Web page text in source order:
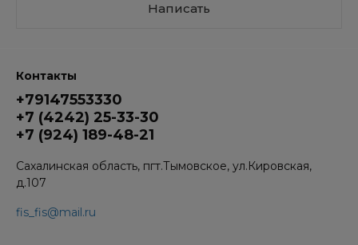
Написать
Контакты
+79147553330
+7 (4242) 25-33-30
+7 (924) 189-48-21
Сахалинская область, пгт.Тымовское, ул.Кировская,
д.107
fis_fis@mail.ru